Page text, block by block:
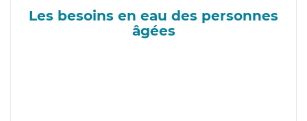
Les besoins en eau des personnes
âgées